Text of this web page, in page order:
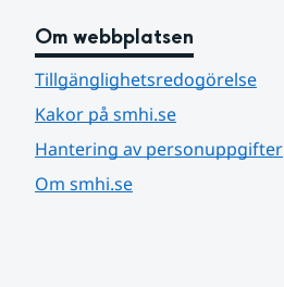
Om webbplatsen
Tillgänglighetsredogörelse
Kakor på smhi.se
Hantering av personuppgifter
Om smhi.se